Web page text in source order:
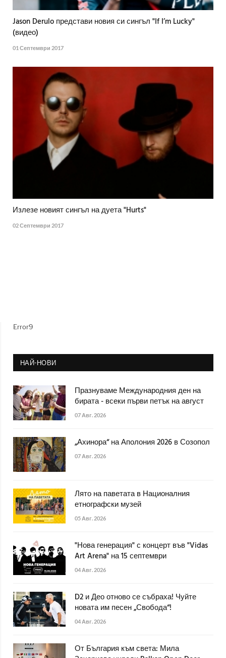
Jason Derulo представи новия си сингъл "If I’m Lucky"
(видео)
01 Септември 2017
Излезе новият сингъл на дуета "Hurts"
02 Септември 2017
Error9
НАЙ-НОВИ
Празнуваме Международния ден на
бирата - всеки първи петък на август
07 Авг. 2026
„Ахинора“ на Аполония 2026 в Созопол
07 Авг. 2026
Лято на паветата в Националния
етнографски музей
05 Авг. 2026
"Нова генерация" с концерт във "Vidas
Art Arena" на 15 септември
04 Авг. 2026
D2 и Део отново се събраха! Чуйте
новата им песен „Свобода“!
04 Авг. 2026
От България към света: Мила